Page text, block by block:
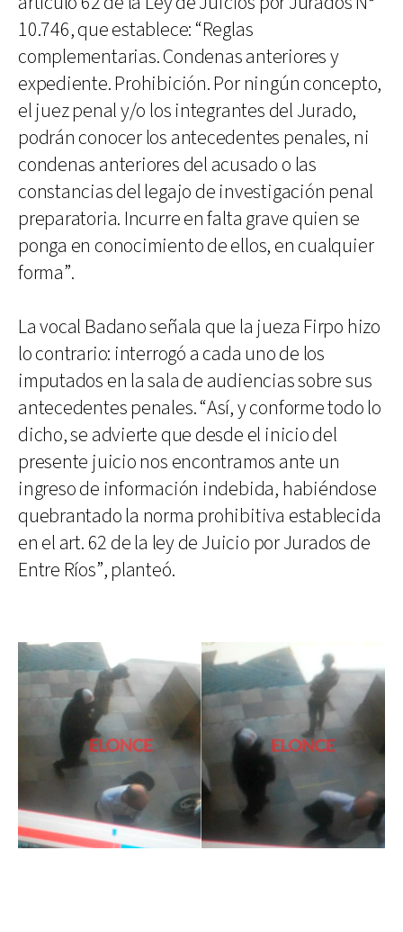
10.746, que establece: “Reglas
complementarias. Condenas anteriores y
expediente. Prohibición. Por ningún concepto,
el juez penal y/o los integrantes del Jurado,
podrán conocer los antecedentes penales, ni
condenas anteriores del acusado o las
constancias del legajo de investigación penal
preparatoria. Incurre en falta grave quien se
ponga en conocimiento de ellos, en cualquier
forma”.
La vocal Badano señala que la jueza Firpo hizo
lo contrario: interrogó a cada uno de los
imputados en la sala de audiencias sobre sus
antecedentes penales. “Así, y conforme todo lo
dicho, se advierte que desde el inicio del
presente juicio nos encontramos ante un
ingreso de información indebida, habiéndose
quebrantado la norma prohibitiva establecida
en el art. 62 de la ley de Juicio por Jurados de
Entre Ríos”, planteó.